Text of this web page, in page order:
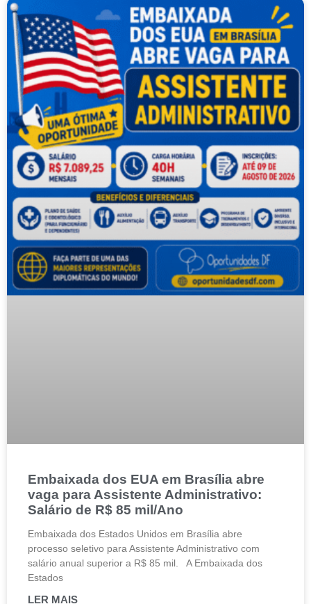
Embaixada dos EUA em Brasília abre
vaga para Assistente Administrativo:
Salário de R$ 85 mil/Ano
Embaixada dos Estados Unidos em Brasília abre
processo seletivo para Assistente Administrativo com
salário anual superior a R$ 85 mil. A Embaixada dos
Estados
LER MAIS